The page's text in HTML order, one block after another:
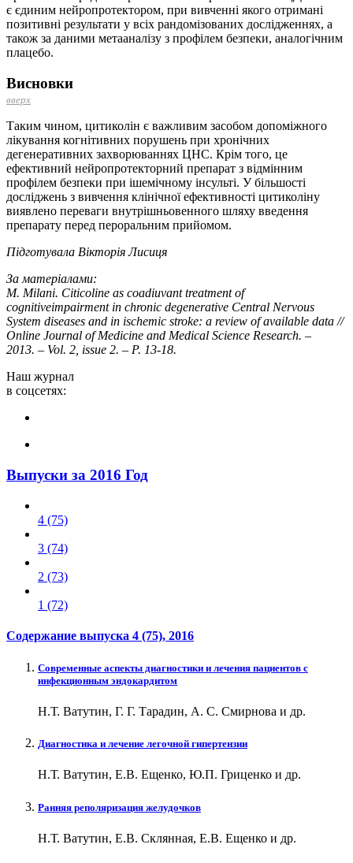
є єдиним нейропротектором, при вивченні якого отримані
позитивні результати у всіх рандомізованих дослідженнях, а
також за даними метааналізу з профілем безпеки, аналогічним
плацебо.
Висновки
вверх
Таким чином, цитиколін є важливим засобом допоміжного
лікування когнітивних порушень при хронічних
дегенеративних захворюваннях ЦНС. Крім того, це
ефективний нейропротекторний препарат з відмінним
профілем безпеки при ішемічному інсульті. У більшості
досліджень з вивчення клінічної ефективності цитиколіну
виявлено переваги внутрішньовенного шляху введення
препарату перед пероральним прийомом.
Підготувала Вікторія Лисиця
За матеріалами:
M. Milani. Citicoline as coadiuvant treatment of
cognitiveimpairment in chronic degenerative Central Nervous
System diseases and in ischemic stroke: a review of available data //
Online Journal of Medicine and Medical Science Research. –
2013. – Vol. 2, issue 2. – Р. 13-18.
Наш журнал
в соцсетях:
Выпуски за 2016 Год
4 (75)
3 (74)
2 (73)
1 (72)
Содержание выпуска 4 (75), 2016
Современные аспекты диагностики и лечения пациентов с
инфекционным эндокардитом
Н.Т. Ватутин, Г. Г. Тарадин, А. С. Смирнова и др.
Диагностика и лечение легочной гипертензии
Н.Т. Ватутин, Е.В. Ещенко, Ю.П. Гриценко и др.
Ранняя реполяризация желудочков
Н.Т. Ватутин, Е.В. Склянная, Е.В. Ещенко и др.